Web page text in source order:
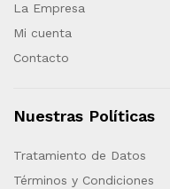
La Empresa
Mi cuenta
Contacto
Nuestras Políticas
Tratamiento de Datos
Términos y Condiciones